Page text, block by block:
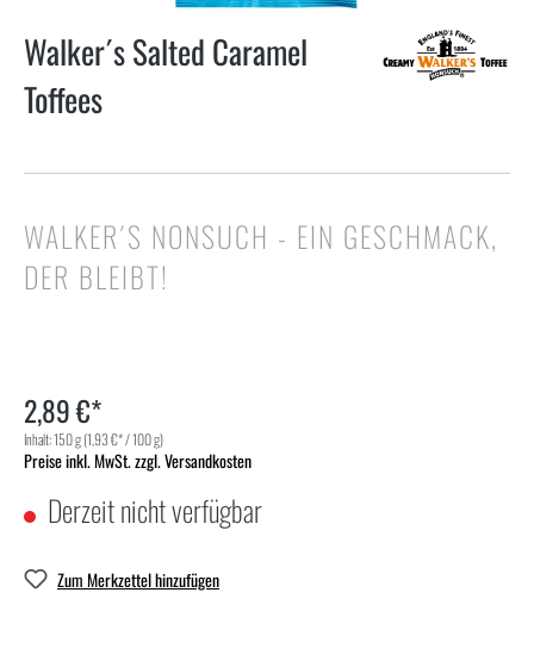
Walker´s Salted Caramel
Toffees
WALKER´S NONSUCH - EIN GESCHMACK,
DER BLEIBT!
2,89 €*
Inhalt:150 g(1,93 €* / 100 g)
Preise inkl. MwSt. zzgl. Versandkosten
Derzeit nicht verfügbar
Zum Merkzettel hinzufügen